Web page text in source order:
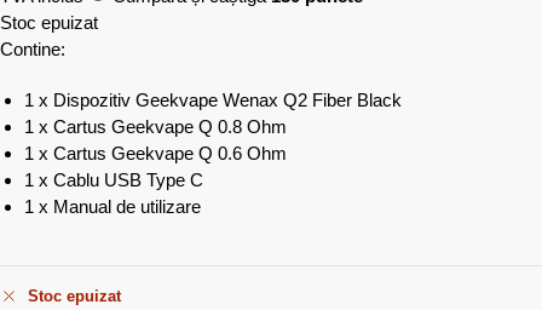
Stoc epuizat
Contine:
1 x Dispozitiv Geekvape Wenax Q2​ Fiber Black
1 x Cartus Geekvape Q 0.8 Ohm
​1 x Cartus Geekvape Q 0.6 Ohm
1 x Cablu USB Type C​
1 x Manual de utilizare
Stoc epuizat